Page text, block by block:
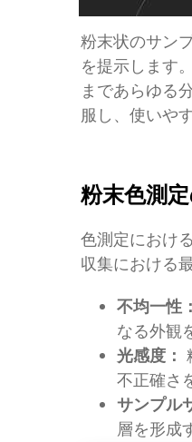
粉末状のサン
を提示します
まであらゆる
服し、使いや
粉末色測
色測定におけ
収集における
不均一性：
なる外観
光感度：
不正確さ
サンプル
層を形成